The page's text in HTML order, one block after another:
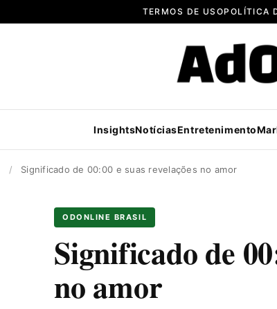
TERMOS DE USOPOLÍTICA
InsightsNotíciasEntretenimento
/ Significado de 00:00 e suas revelações no amor
ODONLINE BRASIL
Significado de
no amor